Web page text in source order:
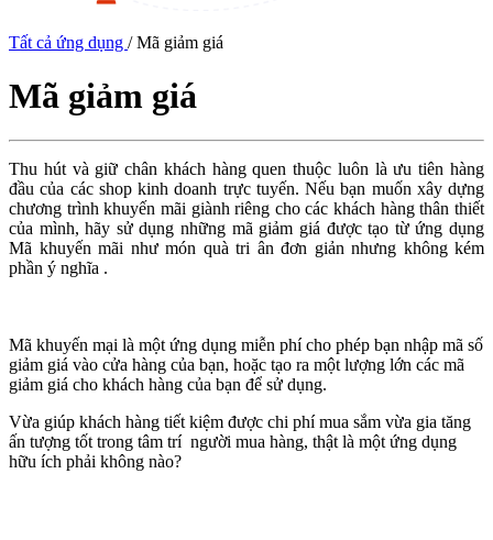
Tất cả ứng dụng /Mã giảm giá
Mã giảm giá
Thu hút và giữ chân khách hàng quen thuộc luôn là ưu tiên hàng
đầu của các shop kinh doanh trực tuyến. Nếu bạn muốn xây dựng
chương trình khuyến mãi giành riêng cho các khách hàng thân thiết
của mình, hãy sử dụng những mã giảm giá được tạo từ ứng dụng
Mã khuyến mãi như món quà tri ân đơn giản nhưng không kém
phần ý nghĩa .
Mã khuyến mại là một ứng dụng miễn phí cho phép bạn nhập mã số
giảm giá vào cửa hàng của bạn, hoặc tạo ra một lượng lớn các mã
giảm giá cho khách hàng của bạn để sử dụng.
Vừa giúp khách hàng tiết kiệm được chi phí mua sắm vừa gia tăng
ấn tượng tốt trong tâm trí người mua hàng, thật là một ứng dụng
hữu ích phải không nào?